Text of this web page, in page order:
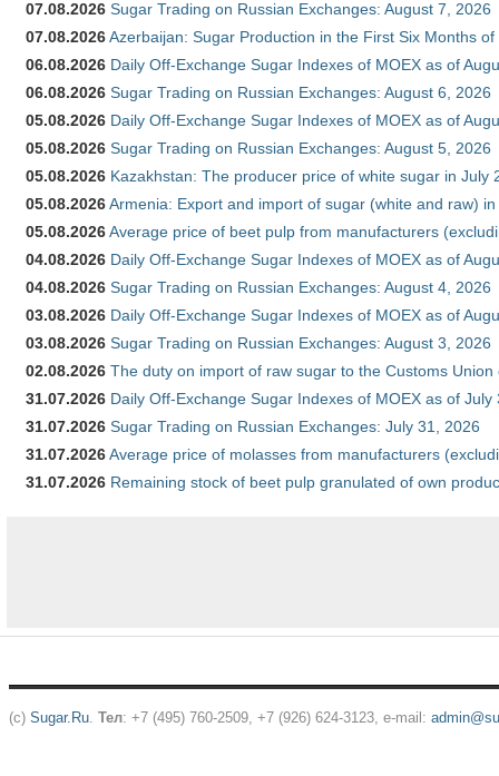
07.08.2026 Sugar Trading on Russian Exchanges: August 7, 2026
07.08.2026Azerbaijan: Sugar Production in the First Six Months of
06.08.2026 Daily Off-Exchange Sugar Indexes of MOEX as of
06.08.2026 Sugar Trading on Russian Exchanges: August 6, 2026
05.08.2026 Daily Off-Exchange Sugar Indexes of MOEX as of
05.08.2026 Sugar Trading on Russian Exchanges: August 5, 2026
05.08.2026 Kazakhstan: The producer price of white sugar in July
05.08.2026Armenia: Export and import of sugar (white and raw)
05.08.2026Average price of beet pulp from manufacturers
04.08.2026 Daily Off-Exchange Sugar Indexes of MOEX as of
04.08.2026 Sugar Trading on Russian Exchanges: August 4, 2026
03.08.2026 Daily Off-Exchange Sugar Indexes of MOEX as of
03.08.2026 Sugar Trading on Russian Exchanges: August 3, 2026
02.08.2026 The duty on import of raw sugar to the Customs
31.07.2026 Daily Off-Exchange Sugar Indexes of MOEX as of July
31.07.2026 Sugar Trading on Russian Exchanges: July 31, 2026
31.07.2026Average price of molasses from manufacturers
31.07.2026 Remaining stock of beet pulp granulated of own
(c) Sugar.Ru. Тел: +7 (495) 760-2509, +7 (926) 624-3123, e-mail: